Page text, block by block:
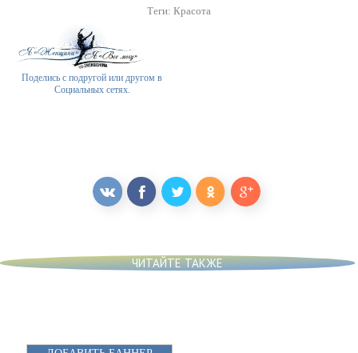
Теги: Красота
Поделись с подругой или другом в
Социальных сетях.
ЧИТАЙТЕ ТАКЖЕ